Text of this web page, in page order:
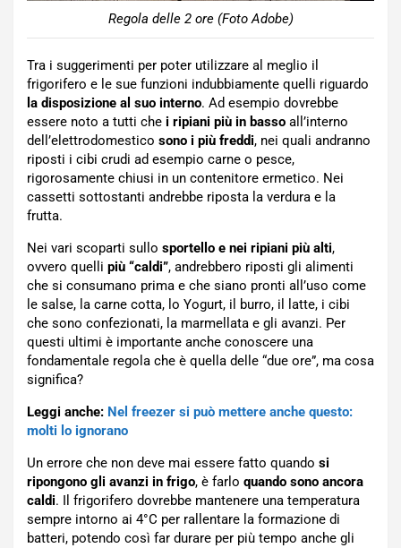
Regola delle 2 ore (Foto Adobe)
Tra i suggerimenti per poter utilizzare al meglio il
frigorifero e le sue funzioni indubbiamente quelli riguardo
la disposizione al suo interno. Ad esempio dovrebbe
essere noto a tutti che i ripiani più in basso all’interno
dell’elettrodomestico sono i più freddi, nei quali andranno
riposti i cibi crudi ad esempio carne o pesce,
rigorosamente chiusi in un contenitore ermetico. Nei
cassetti sottostanti andrebbe riposta la verdura e la
frutta.
Nei vari scoparti sullo sportello e nei ripiani più alti,
ovvero quelli più “caldi”, andrebbero riposti gli alimenti
che si consumano prima e che siano pronti all’uso come
le salse, la carne cotta, lo Yogurt, il burro, il latte, i cibi
che sono confezionati, la marmellata e gli avanzi. Per
questi ultimi è importante anche conoscere una
fondamentale regola che è quella delle “due ore”, ma cosa
significa?
Leggi anche: Nel freezer si può mettere anche questo:
molti lo ignorano
Un errore che non deve mai essere fatto quando si
ripongono gli avanzi in frigo, è farlo quando sono ancora
caldi. Il frigorifero dovrebbe mantenere una temperatura
sempre intorno ai 4°C per rallentare la formazione di
batteri, potendo così far durare per più tempo anche gli